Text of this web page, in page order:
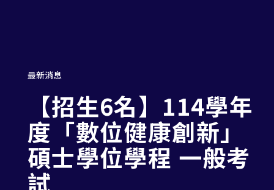
最新消息
【招生6名】114學年
度「數位健康創新」
碩士學位學程 一般考
試